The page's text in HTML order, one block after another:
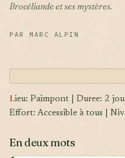
Brocéliande et ses mystères.
PAR MARC ALPIN
Lieu: Paimpont | Duree: 2
Effort: Accessible à tous |
En deux mots